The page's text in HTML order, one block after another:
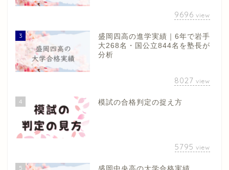
9696 view
3
盛岡四高の進学実績｜6年で岩手
大268名・国公立844名を塾長が
分析
8027 view
4 模試の合格判定の捉え方
5795 view
5